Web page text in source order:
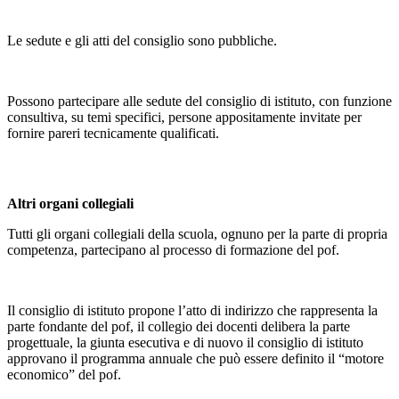
Le sedute e gli atti del consiglio sono pubbliche.
Possono partecipare alle sedute del consiglio di istituto, con funzione
consultiva, su temi specifici, persone appositamente invitate per
fornire pareri tecnicamente qualificati.
Altri organi collegiali
Tutti gli organi collegiali della scuola, ognuno per la parte di propria
competenza, partecipano al processo di formazione del pof.
Il consiglio di istituto propone l’atto di indirizzo che rappresenta la
parte fondante del pof, il collegio dei docenti delibera la parte
progettuale, la giunta esecutiva e di nuovo il consiglio di istituto
approvano il programma annuale che può essere definito il “motore
economico” del pof.